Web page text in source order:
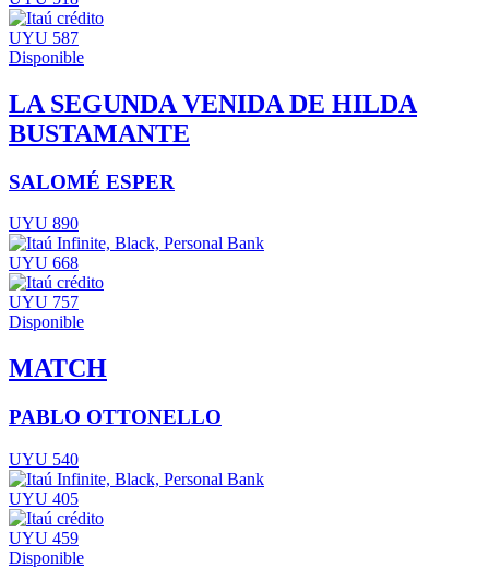
UYU 587
Disponible
LA SEGUNDA VENIDA DE HILDA
BUSTAMANTE
SALOMÉ ESPER
UYU 890
UYU 668
UYU 757
Disponible
MATCH
PABLO OTTONELLO
UYU 540
UYU 405
UYU 459
Disponible